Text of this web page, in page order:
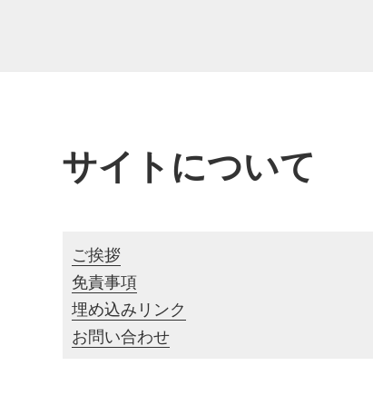
サイトについて
ご挨拶
免責事項
埋め込みリンク
お問い合わせ